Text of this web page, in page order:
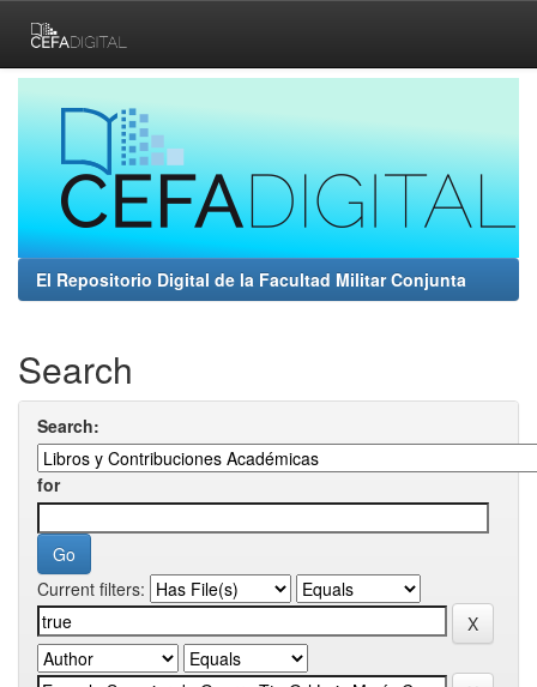
navigation
El Repositorio Digital de la Facultad Militar Conjunta
Search
Search:
for
Current filters: